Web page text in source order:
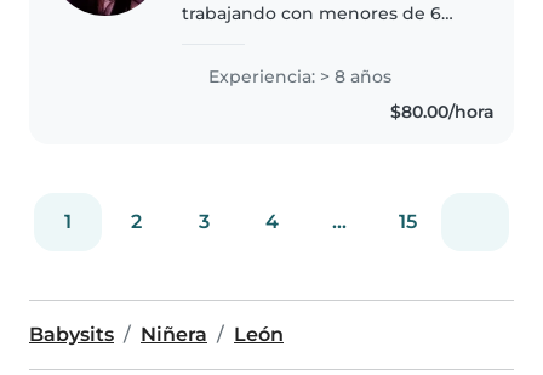
trabajando con menores de 6
3.5 años en guardería inanna y
de niñera 1.5 años Soy una
persona muy paciente, muy
Experiencia: > 8 años
$80.00/hora
1 2 3 4 ... 15
Babysits Niñera León